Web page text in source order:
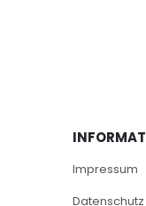
Impressum
Datenschutz